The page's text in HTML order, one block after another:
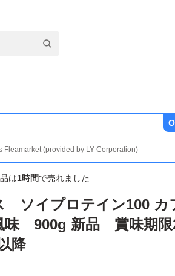
Fleamarket (provided by LY Corporation)
は1時間で売れました
ソイプロテイン100 カ
味 900g 新品 賞味期限
降